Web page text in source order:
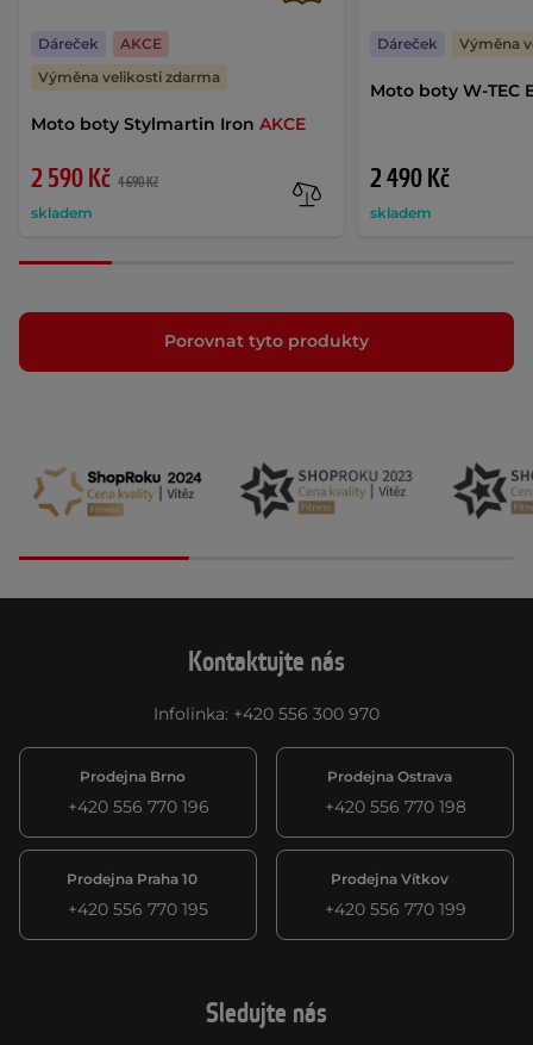
Moto boty Stylmartin Iron AKCE
2 590 Kč 4 690 Kč
skladem
Dáreček
AKCE
Výměna velikosti zdarma
Moto boty W-TEC
2 490 Kč
skladem
Dáreček Výměna
Porovnat tyto produkty
Kontaktujte nás
Infolinka: +420 556 300 970
Prodejna Brno
+420 556 770 196
Prodejna Ostrava
+420 556 770 198
Prodejna Praha 10
+420 556 770 195
Prodejna Vítkov
+420 556 770 199
Sledujte nás